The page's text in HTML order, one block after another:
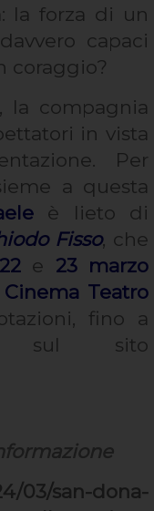
la forza di un
capaci
coraggio?
la compagnia
in vista
Per
a questa
è lieto di
Fisso, che
22e 23 marzo
Cinema Teatro
fino a
sul sito
03/san-dona-